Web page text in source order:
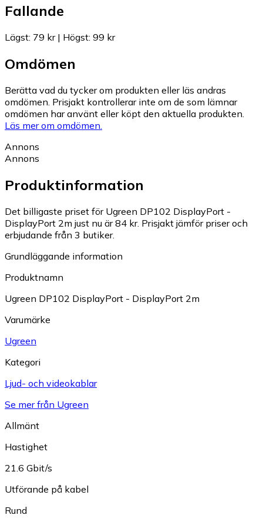
Fallande
Lägst: 79 kr| Högst: 99 kr
Omdömen
Berätta vad du tycker om produkten eller läs andras
omdömen. Prisjakt kontrollerar inte om de som lämnar
omdömen har använt eller köpt den aktuella produkten.
Läs mer om omdömen.
Annons
Annons
Produktinformation
Det billigaste priset för Ugreen DP102 DisplayPort -
DisplayPort 2m just nu är 84 kr. Prisjakt jämför priser och
erbjudande från 3 butiker.
Grundläggande information
Produktnamn
Ugreen DP102 DisplayPort - DisplayPort 2m
Varumärke
Ugreen
Kategori
Ljud- och videokablar
Se mer från Ugreen
Allmänt
Hastighet
21.6 Gbit/s
Utförande på kabel
Rund